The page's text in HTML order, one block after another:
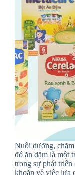
Nuôi dưỡng,
đó ăn dặm là một
trong sự phát triển
khoăn về việc lựa